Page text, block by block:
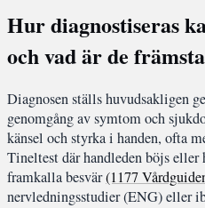
Hur diagnostiseras
och vad är de
Diagnosen ställs huvudsakligen
genomgång av symtom och
känsel och styrka i handen, ofta
Tineltest där handleden böjs eller
framkalla besvär(1177
nervledningsstudier (ENG) eller